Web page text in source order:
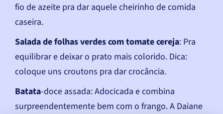
fio de azeite pra dar aquele cheirinho de comida
caseira.
Salada de folhas verdes com tomate cereja: Pra
equilibrar e deixar o prato mais colorido. Dica:
coloque uns croutons pra dar crocância.
Batata-doce assada: Adocicada e combina
surpreendentemente bem com o frango. A Daiane